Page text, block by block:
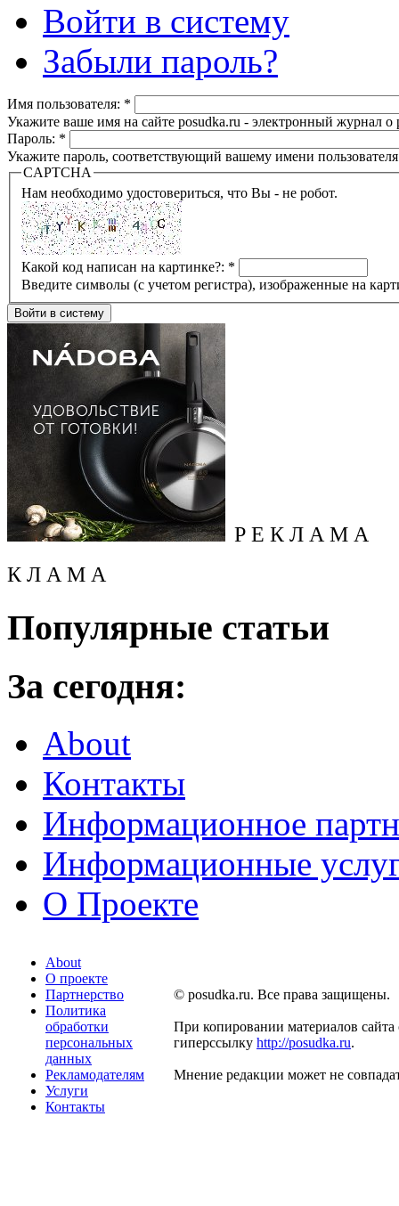
Войти в систему
Забыли пароль?
Имя пользователя: *
Укажите ваше имя на сайте posudka.ru - электронный журнал
Пароль: *
Укажите пароль, соответствующий вашему имени
CAPTCHA
Нам необходимо удостовериться, что Вы - не робот.
Какой код написан на картинке?: *
Введите символы (с учетом регистра), изображенные на
Р Е К Л А М А
К Л А М А
Популярные статьи
За сегодня:
About
Контакты
Информационное
Информационные
О Проекте
About
О проекте
Партнерство
Политика
обработки
персональных
данных
Рекламодателям
Услуги
Контакты
© posudka.ru. Все права защищены.
При копировании материалов сайта
гиперссылку http://posudka.ru.
Мнение редакции может не